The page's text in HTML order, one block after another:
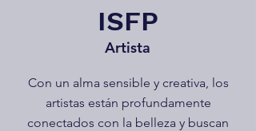
ISFP
Artista
Con un alma sensible y creativa, los
artistas están profundamente
conectados con la belleza y buscan